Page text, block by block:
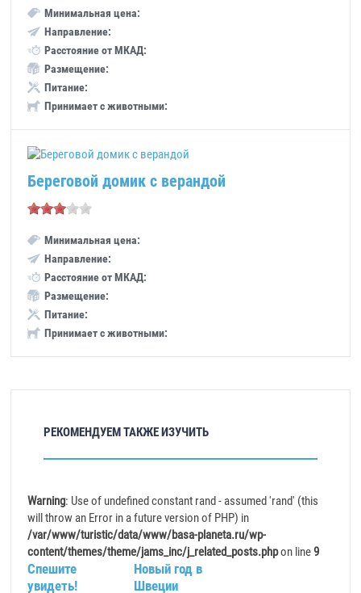
Минимальная цена:
Направление:
Расстояние от МКАД:
Размещение:
Питание:
Принимает с животными:
Береговой домик с верандой
Минимальная цена:
Направление:
Расстояние от МКАД:
Размещение:
Питание:
Принимает с животными:
РЕКОМЕНДУЕМ ТАКЖЕ ИЗУЧИТЬ
Warning: Use of undefined constant rand - assumed 'rand' (this
will throw an Error in a future version of PHP) in
/var/www/turistic/data/www/basa-planeta.ru/wp-
content/themes/theme/jams_inc/j_related_posts.phpon line9
Спешите
увидеть!
Новый год в
Швеции